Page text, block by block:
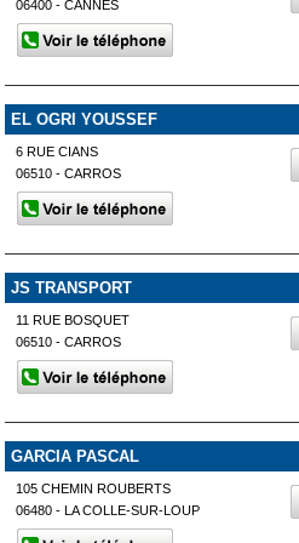
06400 - CANNES
EL OGRI YOUSSEF
6 RUE CIANS
06510 - CARROS
JS TRANSPORT
11 RUE BOSQUET
06510 - CARROS
GARCIA PASCAL
105 CHEMIN ROUBERTS
06480 - LA COLLE-SUR-LOUP